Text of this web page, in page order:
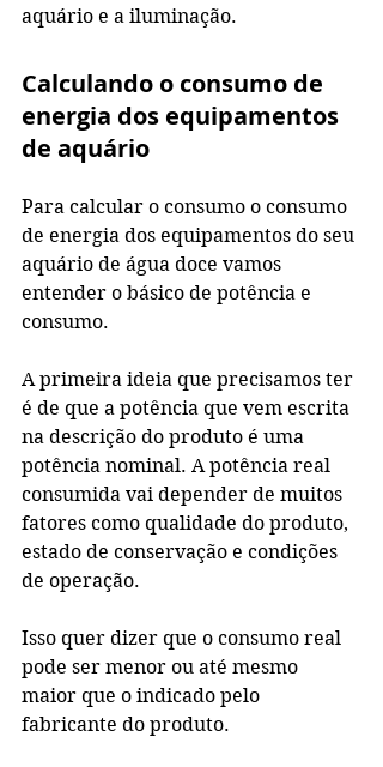
aquário e a iluminação.
Calculando o consumo de
energia dos equipamentos
de aquário
Para calcular o consumo o consumo
de energia dos equipamentos do seu
aquário de água doce vamos
entender o básico de potência e
consumo.
A primeira ideia que precisamos ter
é de que a potência que vem escrita
na descrição do produto é uma
potência nominal. A potência real
consumida vai depender de muitos
fatores como qualidade do produto,
estado de conservação e condições
de operação.
Isso quer dizer que o consumo real
pode ser menor ou até mesmo
maior que o indicado pelo
fabricante do produto.